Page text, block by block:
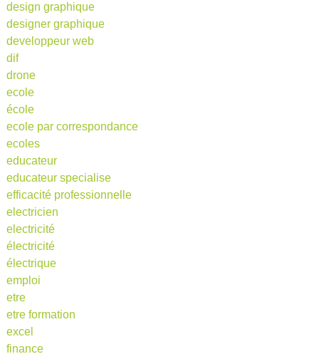
design graphique
designer graphique
developpeur web
dif
drone
ecole
école
ecole par correspondance
ecoles
educateur
educateur specialise
efficacité professionnelle
electricien
electricité
électricité
électrique
emploi
etre
etre formation
excel
finance